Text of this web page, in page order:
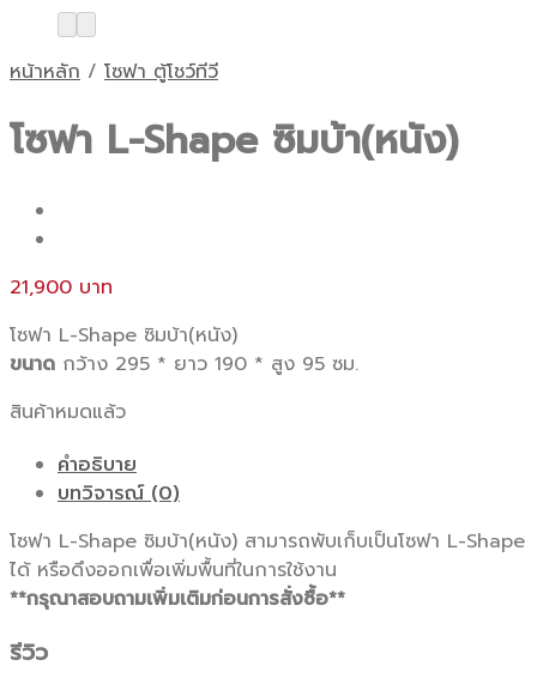
หน้าหลัก / โซฟา ตู้โชว์ทีวี
โซฟา L-Shape ซิมบ้า(หนัง)
21,900
โซฟา L-Shape ซิมบ้า(หนัง)
ขนาด กว้าง 295 * ยาว 190 * สูง 95 ซม.
สินค้าหมดแล้ว
คำอธิบาย
บทวิจารณ์ (0)
โซฟา L-Shape ซิมบ้า(หนัง) สามารถพับเก็บเป็นโซฟา L-Shape
ได้ หรือดึงออกเพื่อเพิ่มพื้นที่ในการใช้งาน
**กรุณาสอบถามเพิ่มเติมก่อนการสั่งซื้อ**
รีวิว